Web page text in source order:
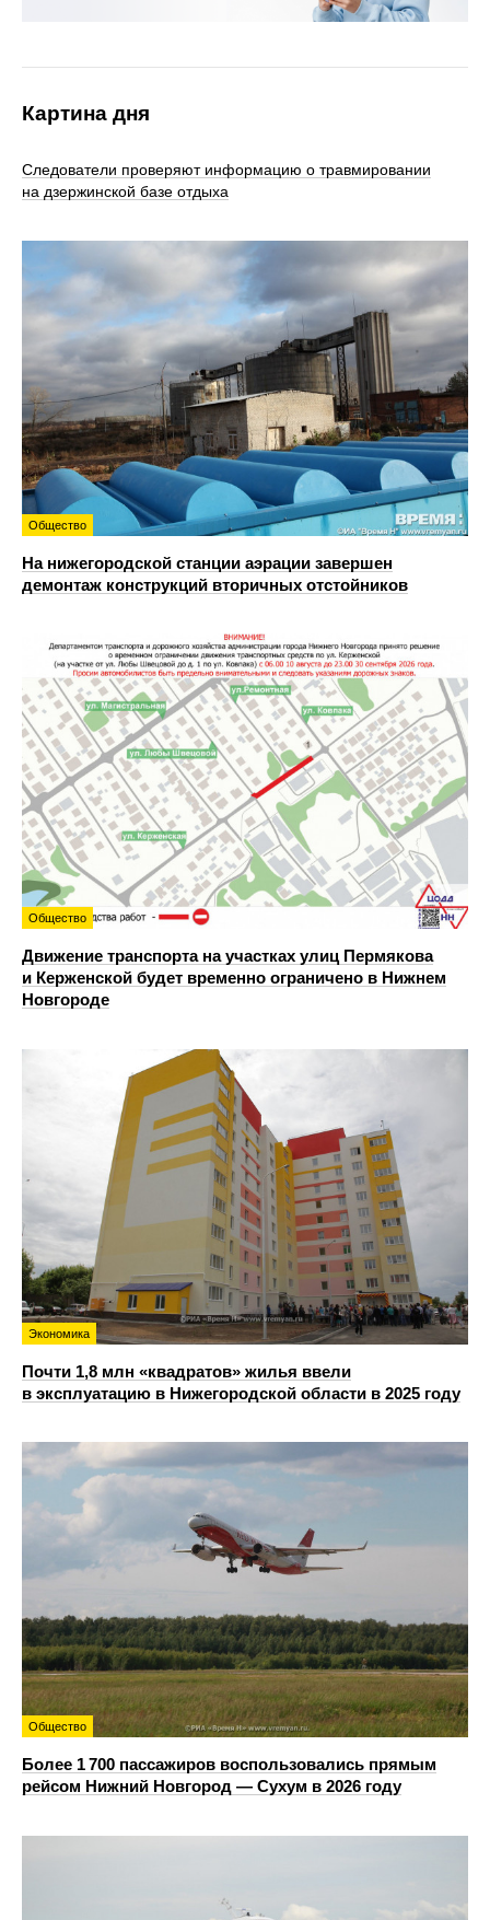
Картина дня
Следователи проверяют информацию о травмировании
на дзержинской базе отдыха
Общество
На нижегородской станции аэрации завершен
демонтаж конструкций вторичных отстойников
Общество
Движение транспорта на участках улиц Пермякова
и Керженской будет временно ограничено в Нижнем
Новгороде
Экономика
Почти 1,8 млн «квадратов» жилья ввели
в эксплуатацию в Нижегородской области в 2025 году
Общество
Более 1 700 пассажиров воспользовались прямым
рейсом Нижний Новгород — Сухум в 2026 году